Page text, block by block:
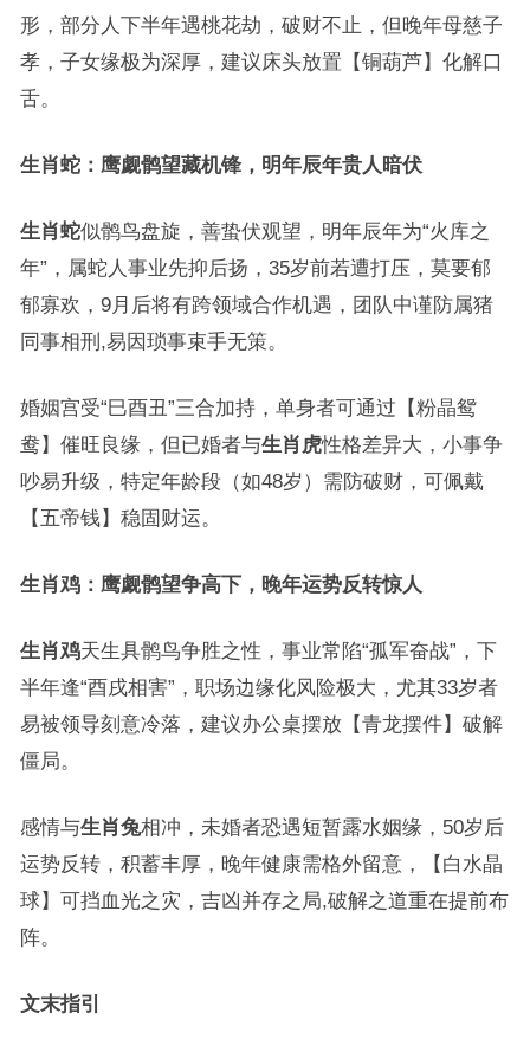
形，部分人下半年遇桃花劫，破财不止，但晚年母慈子
孝，子女缘极为深厚，建议床头放置【铜葫芦】化解口
舌。
生肖蛇：鹰觑鹘望藏机锋，明年辰年贵人暗伏
生肖蛇似鹘鸟盘旋，善蛰伏观望，明年辰年为“火库之
年”，属蛇人事业先抑后扬，35岁前若遭打压，莫要郁
郁寡欢，9月后将有跨领域合作机遇，团队中谨防属猪
同事相刑,易因琐事束手无策。
婚姻宫受“巳酉丑”三合加持，单身者可通过【粉晶鸳
鸯】催旺良缘，但已婚者与生肖虎性格差异大，小事争
吵易升级，特定年龄段（如48岁）需防破财，可佩戴
【五帝钱】稳固财运。
生肖鸡：鹰觑鹘望争高下，晚年运势反转惊人
生肖鸡天生具鹘鸟争胜之性，事业常陷“孤军奋战”，下
半年逢“酉戌相害”，职场边缘化风险极大，尤其33岁者
易被领导刻意冷落，建议办公桌摆放【青龙摆件】破解
僵局。
感情与生肖兔相冲，未婚者恐遇短暂露水姻缘，50岁后
运势反转，积蓄丰厚，晚年健康需格外留意，【白水晶
球】可挡血光之灾，吉凶并存之局,破解之道重在提前布
阵。
文末指引